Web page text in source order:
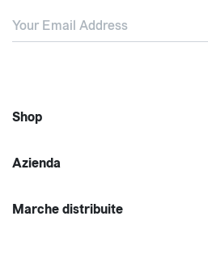
Shop
Azienda
Marche distribuite